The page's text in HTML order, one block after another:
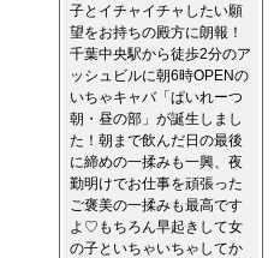
子とイチャイチャしたい願
望をお持ちの殿方に朗報！
千葉中央駅から徒歩2分のア
ッシュビルに朝6時OPENの
いちゃキャバ「ぱいれーつ
朝・昼の部」が誕生しまし
た！朝まで飲んだ日の最後
に締めの一揉みも一興、夜
勤明けでお仕事を頑張った
ご褒美の一揉みも最高です
よ♡もちろん早起きして女
の子といちゃいちゃしてか